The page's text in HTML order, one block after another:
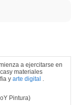
a ejercitarse en
materiales
y arte digital .
Pintura)